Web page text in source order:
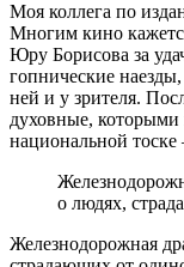
Моя коллега по
Многим кино
Юру Борисова за
гопнические
ней и у зрителя.
духовные, которыми
национальной
о людях,
Железнодорожная